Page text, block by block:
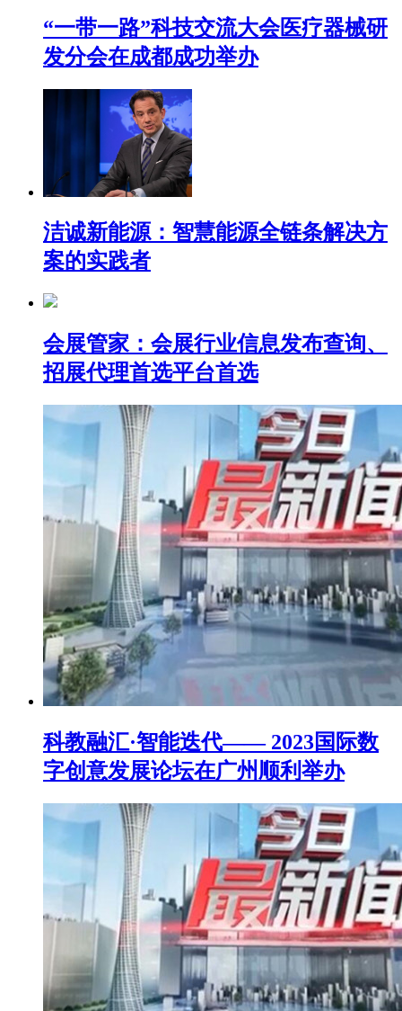
“一带一路”科技交流大会医疗器械研
发分会在成都成功举办
洁诚新能源：智慧能源全链条解决方
案的实践者​
会展管家：会展行业信息发布查询、
招展代理首选平台首选
科教融汇·智能迭代—— 2023国际数
字创意发展论坛在广州顺利举办